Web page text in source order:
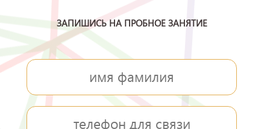
ЗАПИШИСЬ НА ПРОБНОЕ ЗАНЯТИЕ